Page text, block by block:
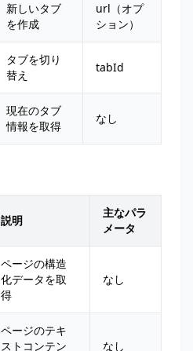
新しいタブ
を作成
url（オプ
ション）
タブを切り
替え
tabId
現在のタブ
情報を取得
なし
説明
主なパラ
メータ
ページの構造
化データを取
得
なし
ページのテキ
ストコンテン
なし